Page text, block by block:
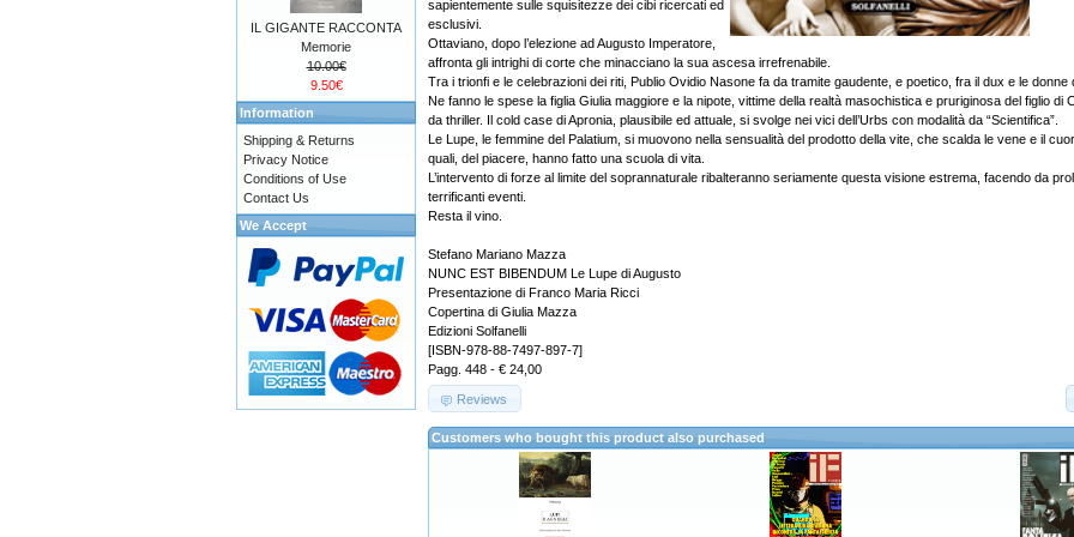
sapientemente sulle squisitezze dei cibi ricercati ed
esclusivi.
Ottaviano, dopo l’elezione ad Augusto Imperatore,
affronta gli intrighi di corte che minacciano la sua ascesa irrefrenabile.
Tra i trionfi e le celebrazioni dei riti, Publio Ovidio Nasone fa da tramite gaudente, e poetico, fra il dux e le donne
Ne fanno le spese la figlia Giulia maggiore e la nipote, vittime della realtà masochistica e pruriginosa del figlio di
da thriller. Il cold case di Apronia, plausibile ed attuale, si svolge nei vici dell’Urbs con modalità da “Scientifica”.
Le Lupe, le femmine del Palatium, si muovono nella sensualità del prodotto della vite, che scalda le vene e il
quali, del piacere, hanno fatto una scuola di vita.
L’intervento di forze al limite del soprannaturale ribalteranno seriamente questa visione estrema, facendo da
terrificanti eventi.
Resta il vino.
Stefano Mariano Mazza
NUNC EST BIBENDUM Le Lupe di Augusto
Presentazione di Franco Maria Ricci
Copertina di Giulia Mazza
Edizioni Solfanelli
[ISBN-978-88-7497-897-7]
Pagg. 448 - € 24,00
Reviews
Customers who bought this product also purchased
IL GIGANTE RACCONTA
Memorie
10.00€
9.50€
Information
Shipping & Returns
Privacy Notice
Conditions of Use
Contact Us
We Accept